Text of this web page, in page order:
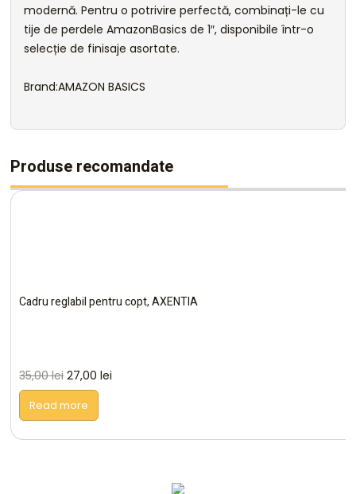
modernă. Pentru o potrivire perfectă, combinați-le cu
tije de perdele AmazonBasics de 1″, disponibile într-o
selecție de finisaje asortate.
Brand:AMAZON BASICS
Produse recomandate
Cadru reglabil pentru copt, AXENTIA
35,00lei 27,00lei
Read more